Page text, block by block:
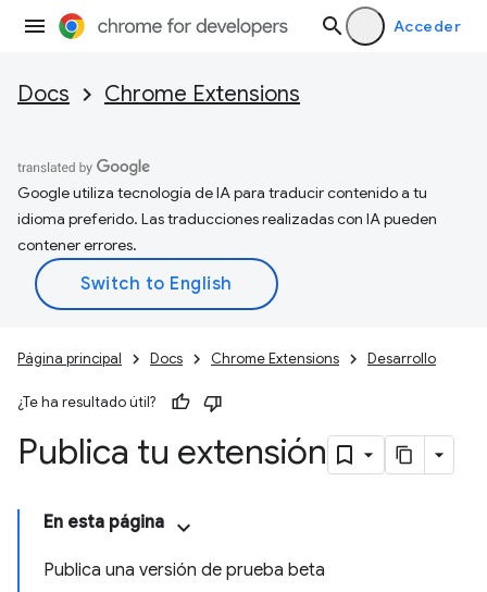
Acceder
Docs Chrome Extensions
Google utiliza tecnología de IA para traducir contenido a tu
idioma preferido. Las traducciones realizadas con IA pueden
contener errores.
Página principal Docs Chrome Extensions Desarrollo
¿Te ha resultado útil?
Publica tu extensión
En esta página
Publica una versión de prueba beta